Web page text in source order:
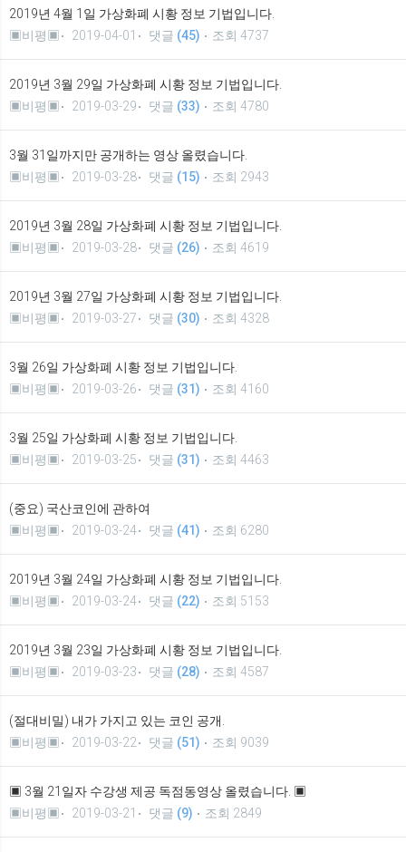
2019년 4월 1일 가상화폐 시황 정보 기법입니다.
▣비평▣
2019-04-01 댓글 (45) 조회 4737
2019년 3월 29일 가상화폐 시황 정보 기법입니다.
▣비평▣
2019-03-29 댓글 (33) 조회 4780
3월 31일까지만 공개하는 영상 올렸습니다.
▣비평▣
2019-03-28 댓글 (15) 조회 2943
2019년 3월 28일 가상화폐 시황 정보 기법입니다.
▣비평▣
2019-03-28 댓글 (26) 조회 4619
2019년 3월 27일 가상화폐 시황 정보 기법입니다.
▣비평▣
2019-03-27 댓글 (30) 조회 4328
3월 26일 가상화폐 시황 정보 기법입니다.
▣비평▣
2019-03-26 댓글 (31) 조회 4160
3월 25일 가상화폐 시황 정보 기법입니다.
▣비평▣
2019-03-25 댓글 (31) 조회 4463
(중요) 국산코인에 관하여
▣비평▣
2019-03-24 댓글 (41) 조회 6280
2019년 3월 24일 가상화폐 시황 정보 기법입니다.
▣비평▣
2019-03-24 댓글 (22) 조회 5153
2019년 3월 23일 가상화폐 시황 정보 기법입니다.
▣비평▣
2019-03-23 댓글 (28) 조회 4587
(절대비밀) 내가 가지고 있는 코인 공개.
▣비평▣
2019-03-22 댓글 (51) 조회 9039
▣ 3월 21일자 수강생 제공 독점동영상 올렸습니다. ▣
▣비평▣
2019-03-21 댓글 (9) 조회 2849